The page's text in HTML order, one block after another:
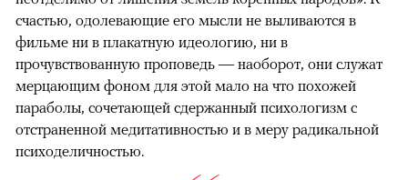
счастью, одолевающие его мысли не выливаются в
фильме ни в плакатную идеологию, ни в
прочувствованную проповедь — наоборот, они служат
мерцающим фоном для этой мало на что похожей
параболы, сочетающей сдержанный психологизм с
отстраненной медитативностью и в меру радикальной
психоделичностью.